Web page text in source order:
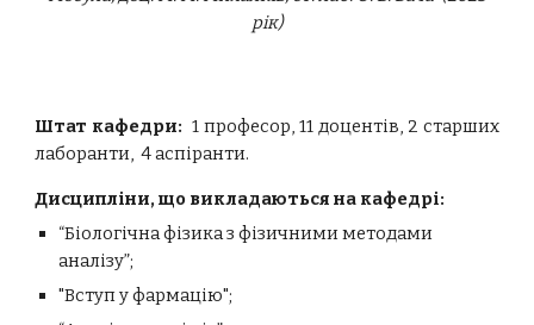
рік)
Штат кафедри: 1 професор, 11 доцентів, 2 старших
лаборанти, 4 аспіранти.
Дисципліни, що викладаються на кафедрі:
“Біологічна фізика з фізичними методами
аналізу”;
"Вступ у фармацію";